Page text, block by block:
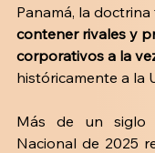
Panamá, la
contener rivales y
corporativos a la
históricamente a la
Más de un siglo
Nacional de 2025